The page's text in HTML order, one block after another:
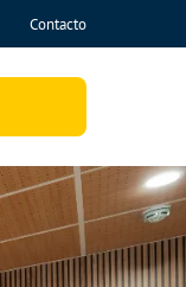
Contacto